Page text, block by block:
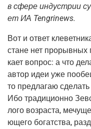
в сфе­ре инду­стрии
ет ИА Tengrinews.
Вот и ответ
стане нет про­рыв­ных
ка­ет вопрос: а что
автор идеи уже
то пред­ла­гаю
Ибо тра­ди­ци­он­но
ло­го воз­рас­та,
ю­ще­го богат­ства,